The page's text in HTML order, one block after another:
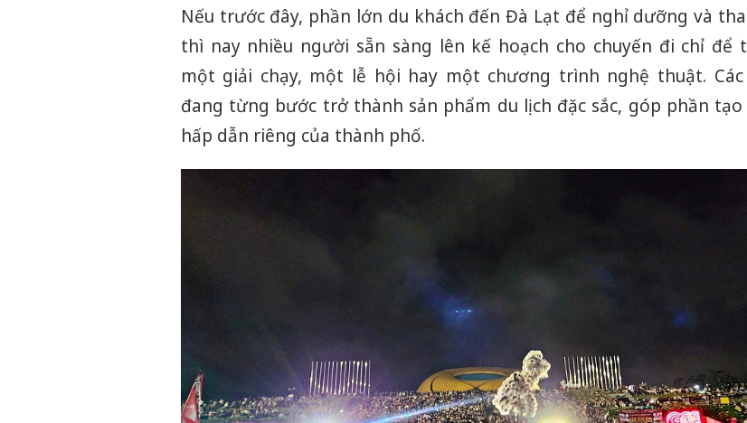
Nếu trước đây, phần lớn du khách đến Đà Lạt để nghỉ dưỡng và
thì nay nhiều người sẵn sàng lên kế hoạch cho chuyến đi chỉ để
một giải chạy, một lễ hội hay một chương trình nghệ thuật.
đang từng bước trở thành sản phẩm du lịch đặc sắc, góp phần tạo
hấp dẫn riêng của thành phố.